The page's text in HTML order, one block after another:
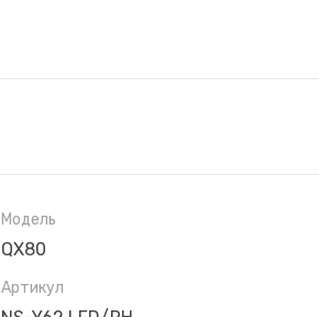
Модель
QX80
Артикул